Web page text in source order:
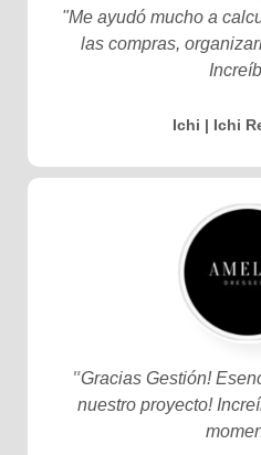
"Me ayudó mucho a
las compras,
Ichi | Ichi
"Gracias Gestión!
nuestro proyecto!